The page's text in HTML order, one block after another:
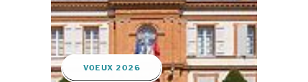
VOEUX 2026